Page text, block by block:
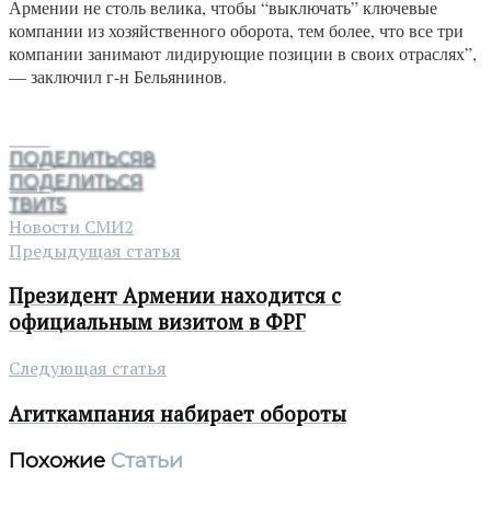
Армении не столь велика, чтобы “выключать” ключевые
компании из хозяйственного оборота, тем более, что все три
компании занимают лидирующие позиции в своих отраслях”,
— заключил г-н Бельянинов.
ПОДЕЛИТЬСЯ8
ПОДЕЛИТЬСЯ
ТВИТ5
Новости СМИ2
Предыдущая статья
Президент Армении находится с
официальным визитом в ФРГ
Следующая статья
Агиткампания набирает обороты
Похожие Статьи